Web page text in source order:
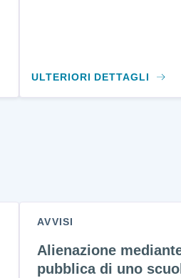
ULTERIORI DETTAGLI
AVVISI
Alienazione
pubblica di uno